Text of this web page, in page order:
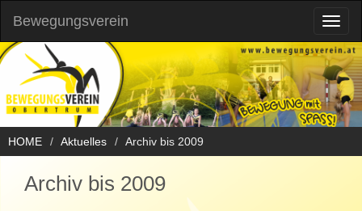
Bewegungsverein
HOME Aktuelles Archiv bis 2009
Archiv bis 2009